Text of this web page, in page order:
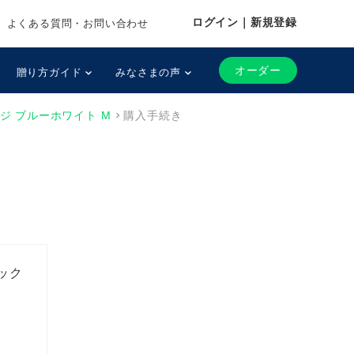
よくある質問・お問い合わせ ログイン｜新規登録
贈り方ガイド みなさまの声 オーダー
ブルーホワイト M 購入手続き
ク